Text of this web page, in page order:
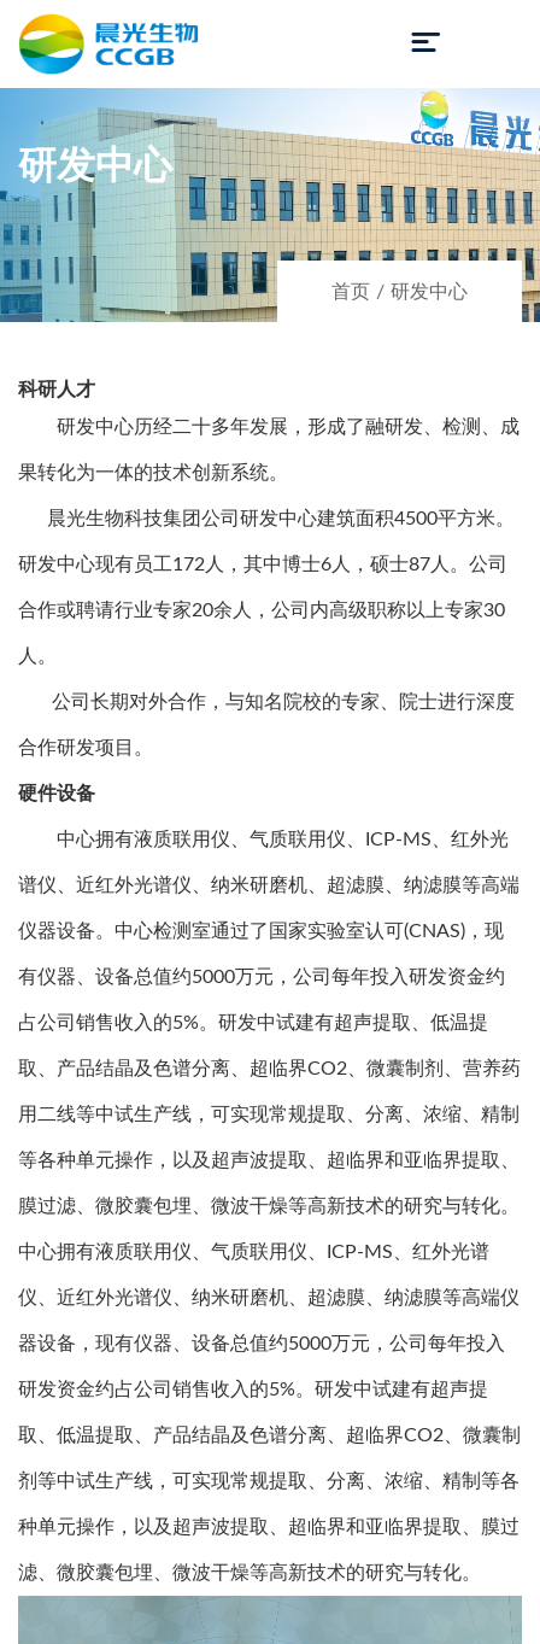

研发中心
首页 / 研发中心
科研人才
研发中心历经二十多年发展，形成了融研发、检测、成
果转化为一体的技术创新系统。
晨光生物科技集团公司研发中心建筑面积4500平方米。
研发中心现有员工172人，其中博士6人，硕士87人。公司
合作或聘请行业专家20余人，公司内高级职称以上专家30
人。
公司长期对外合作，与知名院校的专家、院士进行深度
合作研发项目。
硬件设备
中心拥有液质联用仪、气质联用仪、ICP-MS、红外光
谱仪、近红外光谱仪、纳米研磨机、超滤膜、纳滤膜等高端
仪器设备。中心检测室通过了国家实验室认可(CNAS)，现
有仪器、设备总值约5000万元，公司每年投入研发资金约
占公司销售收入的5%。研发中试建有超声提取、低温提
取、产品结晶及色谱分离、超临界CO2、微囊制剂、营养药
用二线等中试生产线，可实现常规提取、分离、浓缩、精制
等各种单元操作，以及超声波提取、超临界和亚临界提取、
膜过滤、微胶囊包埋、微波干燥等高新技术的研究与转化。
中心拥有液质联用仪、气质联用仪、ICP-MS、红外光谱
仪、近红外光谱仪、纳米研磨机、超滤膜、纳滤膜等高端仪
器设备，现有仪器、设备总值约5000万元，公司每年投入
研发资金约占公司销售收入的5%。研发中试建有超声提
取、低温提取、产品结晶及色谱分离、超临界CO2、微囊制
剂等中试生产线，可实现常规提取、分离、浓缩、精制等各
种单元操作，以及超声波提取、超临界和亚临界提取、膜过
滤、微胶囊包埋、微波干燥等高新技术的研究与转化。